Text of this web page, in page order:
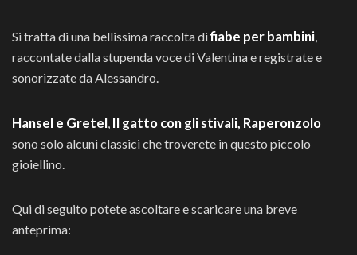
Si tratta di una bellissima raccolta difiabe per bambini,
raccontate dalla stupenda voce di Valentina e registrate e
sonorizzate da Alessandro.
Hansel e Gretel, Il gatto con gli stivali, Raperonzolo
sono solo alcuni classici che troverete in questo piccolo
gioiellino.
Qui di seguito potete ascoltare e scaricare una breve
anteprima: